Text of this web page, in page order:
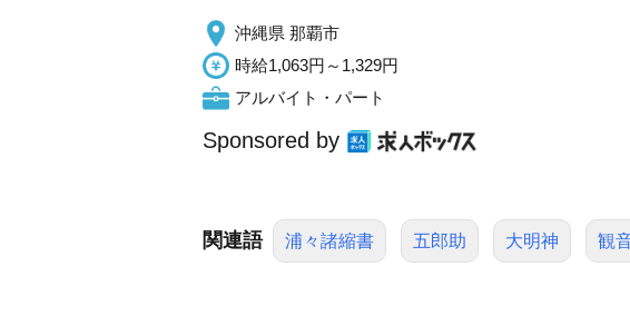
沖縄県 那覇市
時給1,063円～1,329円
アルバイト・パート
Sponsored by
関連語 浦々諸縮書 五郎助 大明神 観